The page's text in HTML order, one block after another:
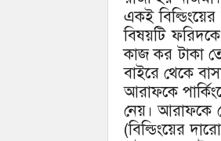
একই
বিষয়টি
কাজ কর টাকা
বাইরে থেকে
আরাফকে
নেয়। আরাফকে
(বিল্ডিংয়ের